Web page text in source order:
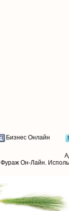
Бизнес Онлайн
Фураж Он-Лайн.